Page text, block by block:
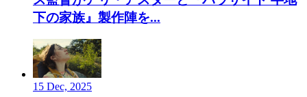
下の家族』製作陣を...
15 Dec, 2025